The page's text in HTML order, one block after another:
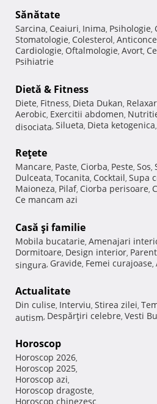
Sănătate
Sarcina, Ceaiuri, Inima, Psihologie,
Stomatologie, Colesterol,
Cardiologie, Oftalmologie, Avort,
Psihiatrie
Dietă & Fitness
Diete, Fitness, Dieta Dukan,
Aerobic, Exercitii abdomen,
disociata, Silueta, Dieta ketogenica,
Reţete
Mancare, Paste, Ciorba, Peste, Sos,
Dulceata, Tocanita, Cocktail, Supa
Maioneza, Pilaf, Ciorba perisoare,
Ce mancam azi
Casă şi familie
Mobila bucatarie, Amenajari
Dormitoare, Design interior,
singura, Gravide, Femei curajoase,
Actualitate
Din culise, Interviu, Stirea zilei,
autism, Despărţiri celebre, Vesti
Horoscop
Horoscop 2026,
Horoscop 2025,
Horoscop azi,
Horoscop dragoste,
Horoscop chinezesc